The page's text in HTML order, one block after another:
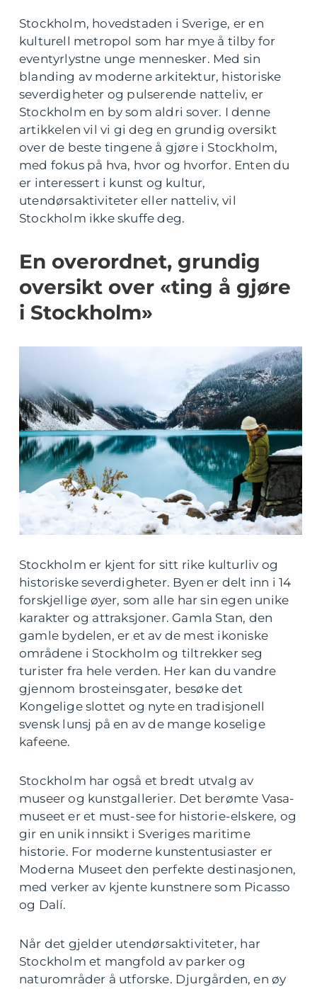
Stockholm, hovedstaden i Sverige, er en
kulturell metropol som har mye å tilby for
eventyrlystne unge mennesker. Med sin
blanding av moderne arkitektur, historiske
severdigheter og pulserende natteliv, er
Stockholm en by som aldri sover. I denne
artikkelen vil vi gi deg en grundig oversikt
over de beste tingene å gjøre i Stockholm,
med fokus på hva, hvor og hvorfor. Enten du
er interessert i kunst og kultur,
utendørsaktiviteter eller natteliv, vil
Stockholm ikke skuffe deg.
En overordnet, grundig
oversikt over «ting å gjøre
i Stockholm»
Stockholm er kjent for sitt rike kulturliv og
historiske severdigheter. Byen er delt inn i 14
forskjellige øyer, som alle har sin egen unike
karakter og attraksjoner. Gamla Stan, den
gamle bydelen, er et av de mest ikoniske
områdene i Stockholm og tiltrekker seg
turister fra hele verden. Her kan du vandre
gjennom brosteinsgater, besøke det
Kongelige slottet og nyte en tradisjonell
svensk lunsj på en av de mange koselige
kafeene.
Stockholm har også et bredt utvalg av
museer og kunstgallerier. Det berømte Vasa-
museet er et must-see for historie-elskere, og
gir en unik innsikt i Sveriges maritime
historie. For moderne kunstentusiaster er
Moderna Museet den perfekte destinasjonen,
med verker av kjente kunstnere som Picasso
og Dalí.
Når det gjelder utendørsaktiviteter, har
Stockholm et mangfold av parker og
naturområder å utforske. Djurgården, en øy